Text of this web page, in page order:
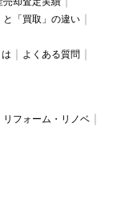
と「買取」の違い
よくある質問
リフォーム・リノベ